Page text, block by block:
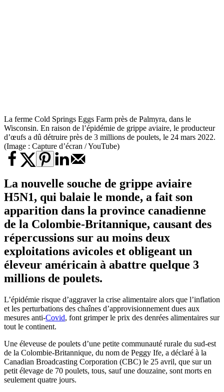
La ferme Cold Springs Eggs Farm près de Palmyra, dans le
Wisconsin. En raison de l’épidémie de grippe aviaire, le producteur
d’œufs a dû détruire près de 3 millions de poulets, le 24 mars 2022.
(Image : Capture d’écran / YouTube)
La nouvelle souche de grippe aviaire
H5N1, qui balaie le monde, a fait son
apparition dans la province canadienne
de la Colombie-Britannique, causant des
répercussions sur au moins deux
exploitations avicoles et obligeant un
éleveur américain à abattre quelque 3
millions de poulets.
L’épidémie risque d’aggraver la crise alimentaire alors que l’inflation
et les perturbations des chaînes d’approvisionnement dues aux
mesures anti-Covid, font grimper le prix des denrées alimentaires sur
tout le continent.
Une éleveuse de poulets d’une petite communauté rurale du sud-est
de la Colombie-Britannique, du nom de Peggy Ife, a déclaré à la
Canadian Broadcasting Corporation (CBC) le 25 avril, que sur un
petit élevage de 70 poulets, tous, sauf une douzaine, sont morts en
seulement quatre jours.